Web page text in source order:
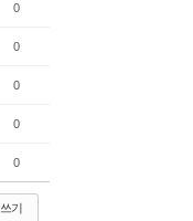
0
0
0
0
0
쓰기